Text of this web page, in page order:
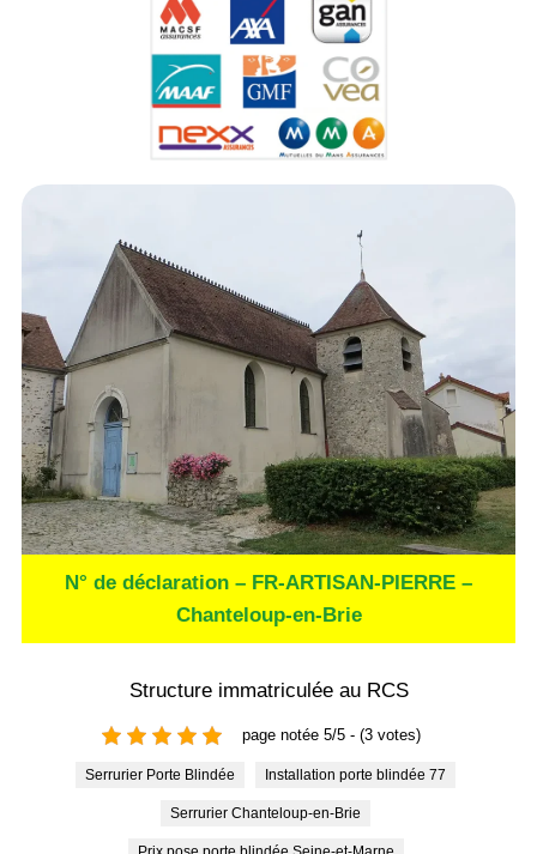
N° de déclaration – FR-ARTISAN-PIERRE –
Chanteloup-en-Brie
Structure immatriculée au RCS
page notée 5/5 - (3 votes)
Serrurier Porte Blindée Installation porte blindée 77
Serrurier Chanteloup-en-Brie